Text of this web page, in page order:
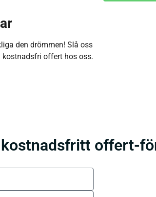
den drömmen! Slå oss
offert hos oss.
offert-